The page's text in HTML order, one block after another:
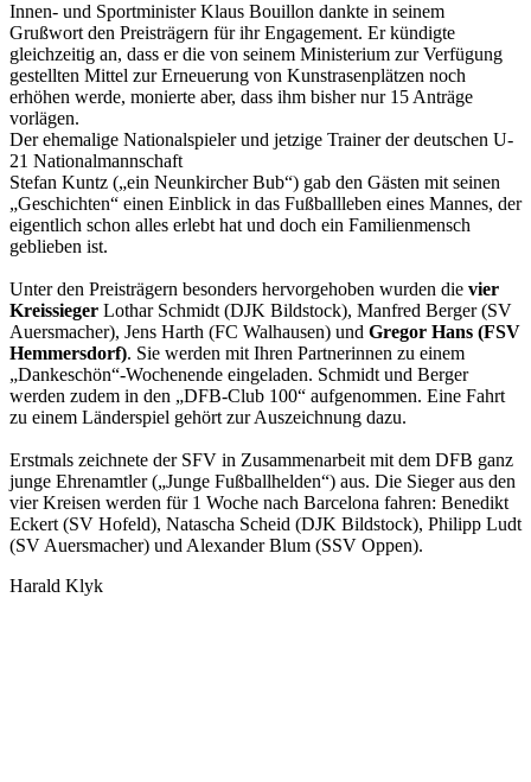
Innen- und Sportminister Klaus Bouillon dankte in seinem
Grußwort den Preisträgern für ihr Engagement. Er kündigte
gleichzeitig an, dass er die von seinem Ministerium zur Verfügung
gestellten Mittel zur Erneuerung von Kunstrasenplätzen noch
erhöhen werde, monierte aber, dass ihm bisher nur 15 Anträge
vorlägen.
Der ehemalige Nationalspieler und jetzige Trainer der deutschen U-
21 Nationalmannschaft
Stefan Kuntz („ein Neunkircher Bub“) gab den Gästen mit seinen
„Geschichten“ einen Einblick in das Fußballleben eines Mannes, der
eigentlich schon alles erlebt hat und doch ein Familienmensch
geblieben ist.
Unter den Preisträgern besonders hervorgehoben wurden die vier
Kreissieger Lothar Schmidt (DJK Bildstock), Manfred Berger (SV
Auersmacher), Jens Harth (FC Walhausen) und Gregor Hans (FSV
Hemmersdorf). Sie werden mit Ihren Partnerinnen zu einem
„Dankeschön“-Wochenende eingeladen. Schmidt und Berger
werden zudem in den „DFB-Club 100“ aufgenommen. Eine Fahrt
zu einem Länderspiel gehört zur Auszeichnung dazu.
Erstmals zeichnete der SFV in Zusammenarbeit mit dem DFB ganz
junge Ehrenamtler („Junge Fußballhelden“) aus. Die Sieger aus den
vier Kreisen werden für 1 Woche nach Barcelona fahren: Benedikt
Eckert (SV Hofeld), Natascha Scheid (DJK Bildstock), Philipp Ludt
(SV Auersmacher) und Alexander Blum (SSV Oppen).
Harald Klyk